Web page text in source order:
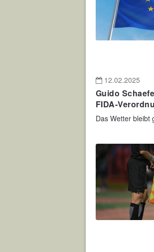
12.02.2025
Guido
FIDA-
Das Wetter bleibt